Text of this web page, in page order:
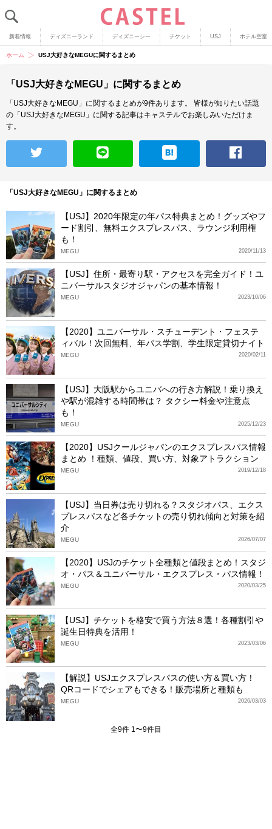
新着情報 ディズニーランド ディズニーシー チケット USJ ホテル空室
ホーム USJ大好きなMEGUに関するまとめ
「USJ大好きなMEGU」に関するまとめ
「USJ大好きなMEGU」に関するまとめが9件あります。
皆様が知りたい話題
の「USJ大好きなMEGU」に関する記事はキャステルでお楽しみいただけま
す。
「USJ大好きなMEGU」に関するまとめ
【USJ】2020年限定の年パス特典まとめ！グッズやフ
ード割引、無料エクスプレスパス、ラウンジ利用権
も！
2020/11/13
MEGU
【USJ】住所・最寄り駅・アクセスを完全ガイド！ユ
ニバーサルスタジオジャパンの基本情報！
2023/10/06
MEGU
【2020】ユニバーサル・スチューデント・フェステ
ィバル！次回無料、年パス学割、学生限定貸切ナイト
2020/02/11
MEGU
【USJ】大阪駅からユニバへの行き方解説！乗り換え
や駅が混雑する時間帯は？ タクシー料金や注意点
も！
2025/12/23
MEGU
【2020】USJクールジャパンのエクスプレスパス情報
まとめ ！種類、値段、買い方、対象アトラクション
2019/12/18
MEGU
【USJ】当日券は売り切れる？スタジオパス、エクス
プレスパスなど各チケットの売り切れ傾向と対策を紹
介
2026/07/07
MEGU
【2020】USJのチケット全種類と値段まとめ！スタジ
オ・パス＆ユニバーサル・エクスプレス・パス情報！
2020/03/25
MEGU
【USJ】チケットを格安で買う方法８選！各種割引や
誕生日特典を活用！
2023/03/06
MEGU
【解説】USJエクスプレスパスの使い方＆買い方！
QRコードでシェアもできる！販売場所と種類も
2026/03/03
MEGU
全9件 1〜9件目